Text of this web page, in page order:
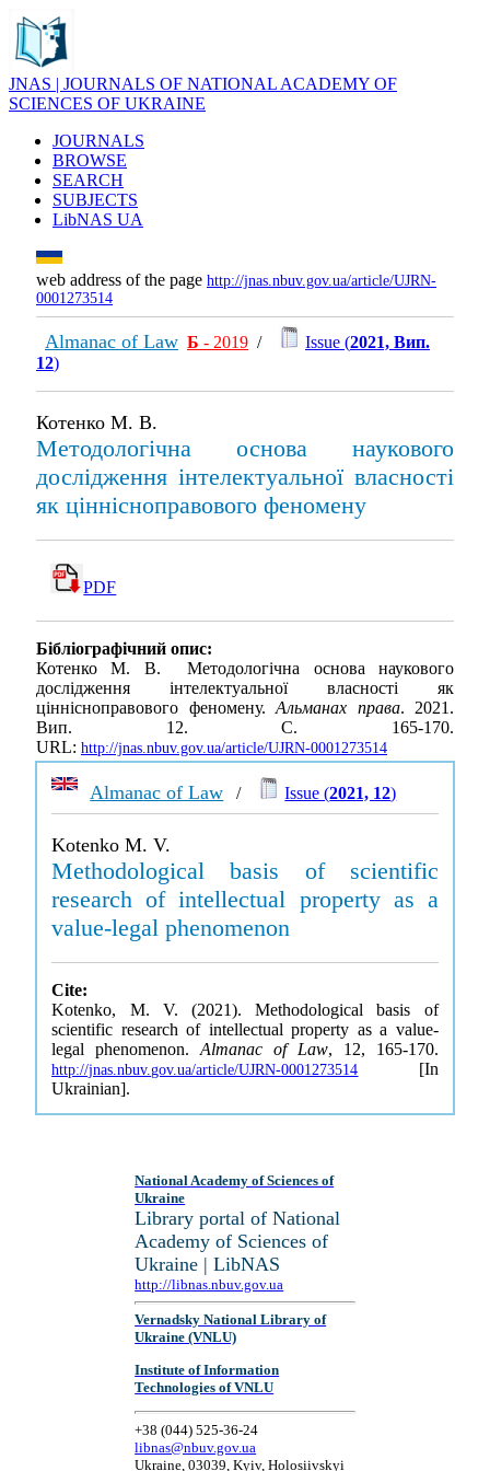
JNAS | JOURNALS OF NATIONAL ACADEMY OF
SCIENCES OF UKRAINE
JOURNALS
BROWSE
SEARCH
SUBJECTS
LibNAS UA
web address of the page http://jnas.nbuv.gov.ua/article/UJRN-
0001273514
Almanac of Law Б - 2019 / Issue (2021, Вип.
12)
Котенко М. В.
Методологічна основа наукового
дослідження інтелектуальної власності
як ціннісноправового феномену
PDF
Бібліографічний опис:
Котенко М. В. Методологічна основа наукового
дослідження інтелектуальної власності як
ціннісноправового феномену.Альманах права. 2021.
Вип. 12. С. 165-170.
URL: http://jnas.nbuv.gov.ua/article/UJRN-0001273514
Almanac of Law / Issue (2021, 12)
Kotenko M. V.
Methodological basis of scientific
research of intellectual property as a
value-legal phenomenon
Cite:
Kotenko, M. V. (2021). Methodological basis of
scientific research of intellectual property as a value-
legal phenomenon.Almanac of Law, 12, 165-170.
http://jnas.nbuv.gov.ua/article/UJRN-0001273514 [In
Ukrainian].
National Academy of Sciences of
Ukraine
Library portal of National
Academy of Sciences of
Ukraine | LibNAS
http://libnas.nbuv.gov.ua
Vernadsky National Library of
Ukraine (VNLU)
Institute of Information
Technologies of VNLU
+38 (044) 525-36-24
libnas@nbuv.gov.ua
Ukraine, 03039, Kyiv, Holosiivskyi